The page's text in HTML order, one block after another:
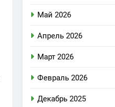
Май 2026
Апрель 2026
Март 2026
Февраль 2026
Декабрь 2025